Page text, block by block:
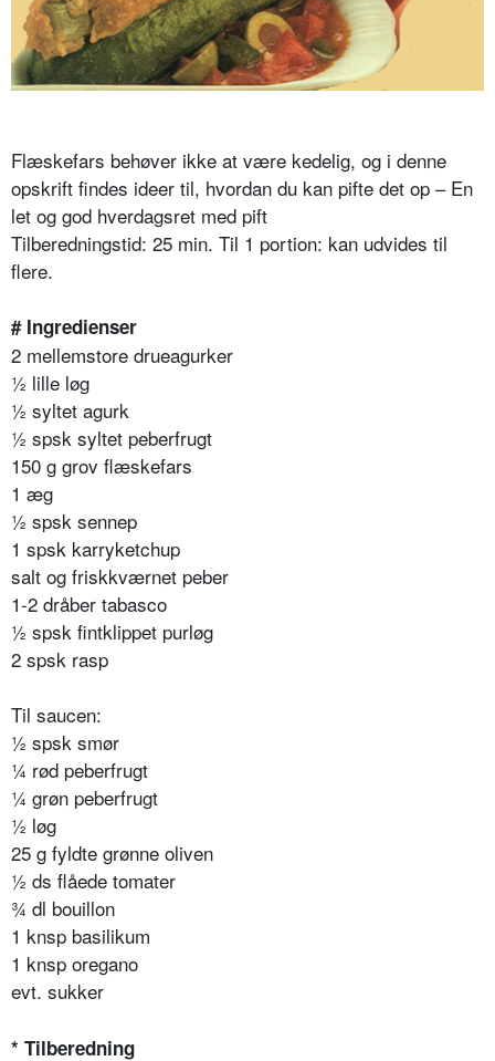
Flæskefars behøver ikke at være kedelig, og i denne
opskrift findes ideer til, hvordan du kan pifte det op – En
let og god hverdagsret med pift
Tilberedningstid: 25 min. Til 1 portion: kan udvides til
flere.
# Ingredienser
2 mellemstore drueagurker
½ lille løg
½ syltet agurk
½ spsk syltet peberfrugt
150 g grov flæskefars
1 æg
½ spsk sennep
1 spsk karryketchup
salt og friskkværnet peber
1-2 dråber tabasco
½ spsk fintklippet purløg
2 spsk rasp
Til saucen:
½ spsk smør
¼ rød peberfrugt
¼ grøn peberfrugt
½ løg
25 g fyldte grønne oliven
½ ds flåede tomater
¾ dl bouillon
1 knsp basilikum
1 knsp oregano
evt. sukker
* Tilberedning